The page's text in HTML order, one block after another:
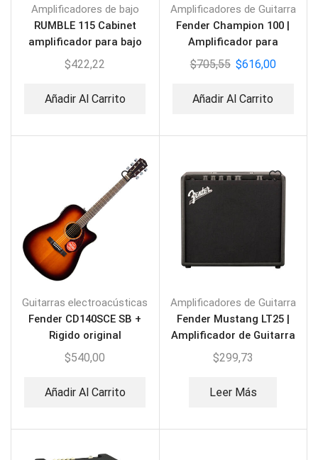
Amplificadores de bajo
RUMBLE 115 Cabinet
amplificador para bajo
$422,22
Añadir Al Carrito
Amplificadores de Guitarra
Fender Champion 100 |
Amplificador para
Guitarra
$705,55 $616,00
Añadir Al Carrito
Guitarras electroacústicas
Fender CD140SCE SB +
Rigido original
$540,00
Añadir Al Carrito
Amplificadores de Guitarra
Fender Mustang LT25 |
Amplificador de Guitarra
$299,73
Leer Más